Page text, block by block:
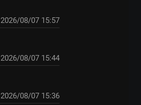
2026/08/07 15:57
2026/08/07 15:44
2026/08/07 15:36